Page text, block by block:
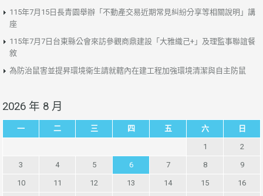
115年7月15日長青園舉辦「不動產交易近期常見糾紛分享等相關說明」講
座
115年7月7日台東縣公會來訪參觀商鼎建設「大雅織己+」及理監事聯誼餐
敘
為防治鼠害並提昇環境衛生請就轄內在建工程加強環境清潔與自主防鼠
2026 年 8 月
一 二 三 四 五 六 日
1 2
3 4 5 6 7 8 9
10 11 12 13 14 15 16